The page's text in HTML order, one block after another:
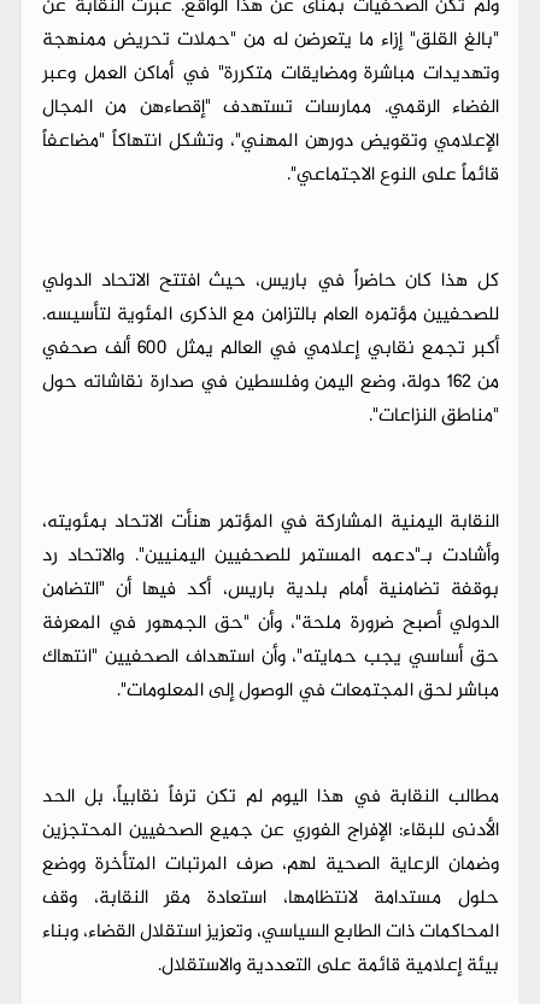
ولم تكن الصحفيات بمنأى عن هذا الواقع. عبّرت النقابة عن
"بالغ القلق" إزاء ما يتعرضن له من "حملات تحريض ممنهجة
وتهديدات مباشرة ومضايقات متكررة" في أماكن العمل وعبر
الفضاء الرقمي. ممارسات تستهدف "إقصاءهن من المجال
الإعلامي وتقويض دورهن المهني"، وتشكل انتهاكاً "مضاعفاً
قائماً على النوع الاجتماعي".
كل هذا كان حاضراً في باريس، حيث افتتح الاتحاد الدولي
للصحفيين مؤتمره العام بالتزامن مع الذكرى المئوية لتأسيسه.
أكبر تجمع نقابي إعلامي في العالم يمثل 600 ألف صحفي
من 162 دولة، وضع اليمن وفلسطين في صدارة نقاشاته حول
"مناطق النزاعات".
النقابة اليمنية المشاركة في المؤتمر هنأت الاتحاد بمئويته،
وأشادت بـ"دعمه المستمر للصحفيين اليمنيين". والاتحاد رد
بوقفة تضامنية أمام بلدية باريس، أكد فيها أن "التضامن
الدولي أصبح ضرورة ملحة"، وأن "حق الجمهور في المعرفة
حق أساسي يجب حمايته"، وأن استهداف الصحفيين "انتهاك
مباشر لحق المجتمعات في الوصول إلى المعلومات".
مطالب النقابة في هذا اليوم لم تكن ترفاً نقابياً، بل الحد
الأدنى للبقاء: الإفراج الفوري عن جميع الصحفيين المحتجزين
وضمان الرعاية الصحية لهم، صرف المرتبات المتأخرة ووضع
حلول مستدامة لانتظامها، استعادة مقر النقابة، وقف
المحاكمات ذات الطابع السياسي، وتعزيز استقلال القضاء، وبناء
بيئة إعلامية قائمة على التعددية والاستقلال.